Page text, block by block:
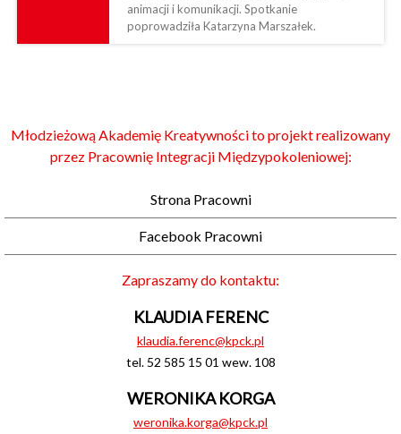
animacji i komunikacji. Spotkanie
poprowadziła Katarzyna Marszałek.
Młodzieżową Akademię Kreatywności to projekt realizowany
przez Pracownię Integracji Międzypokoleniowej:
Strona Pracowni
Facebook Pracowni
Zapraszamy do kontaktu:
KLAUDIA FERENC
klaudia.ferenc@kpck.pl
tel. 52 585 15 01 wew. 108
WERONIKA KORGA
weronika.korga@kpck.pl